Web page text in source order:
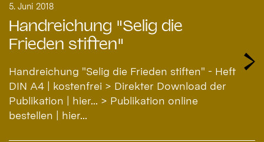
Handreichung "Selig die
Frieden stiften"
5. Juni 2018
Handreichung "Selig die Frieden stiften" - Heft
DIN A4 | kostenfrei > Direkter Download der
Publikation | hier... > Publikation online
bestellen | hier...